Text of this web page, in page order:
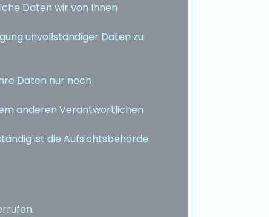
Daten wir von Ihnen
unvollständiger Daten zu
Daten nur noch
anderen Verantwortlichen
ist die Aufsichtsbehörde